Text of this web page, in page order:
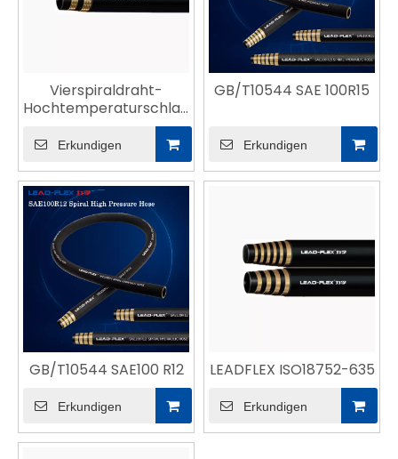
Vierspiraldraht-
Hochtemperaturschlauch
nach ISO18752-621
Erkundigen
GB/T10544 SAE 100R15
Erkundigen
GB/T10544 SAE100 R12
Erkundigen
LEADFLEX ISO18752-635
Erkundigen